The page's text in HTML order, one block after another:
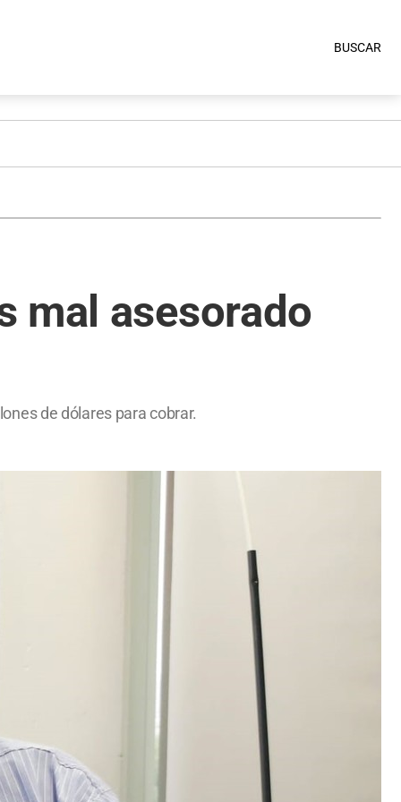
BUSCAR
mal asesorado
de dólares para cobrar.